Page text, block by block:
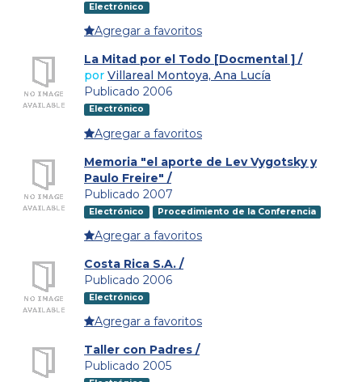
Electrónico
Agregar a favoritos
La Mitad por el Todo [Docmental ] /
por Villareal Montoya, Ana Lucía
Publicado 2006
Electrónico
Agregar a favoritos
Memoria "el aporte de Lev Vygotsky y
Paulo Freire" /
Publicado 2007
Electrónico Procedimiento de la Conferencia
Agregar a favoritos
Costa Rica S.A. /
Publicado 2006
Electrónico
Agregar a favoritos
Taller con Padres /
Publicado 2005